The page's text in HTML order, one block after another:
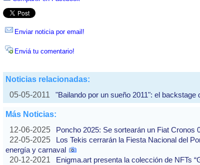
Enviar noticia por email!
Enviá tu comentario!
Noticias relacionadas:
05-05-2011
"Bailando por un sueño 2011": el backstage
Más Noticias:
12-06-2025
Poncho 2025: Se sortearán un Fiat Cronos
22-05-2025
Los Tekis cerrarán la Fiesta Nacional del
energía y carnaval
20-12-2021
Enigma.art presenta la colección de NFTs